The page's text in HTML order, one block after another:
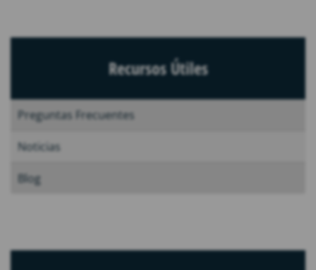
Recursos Útiles
Preguntas Frecuentes
Noticias
Blog